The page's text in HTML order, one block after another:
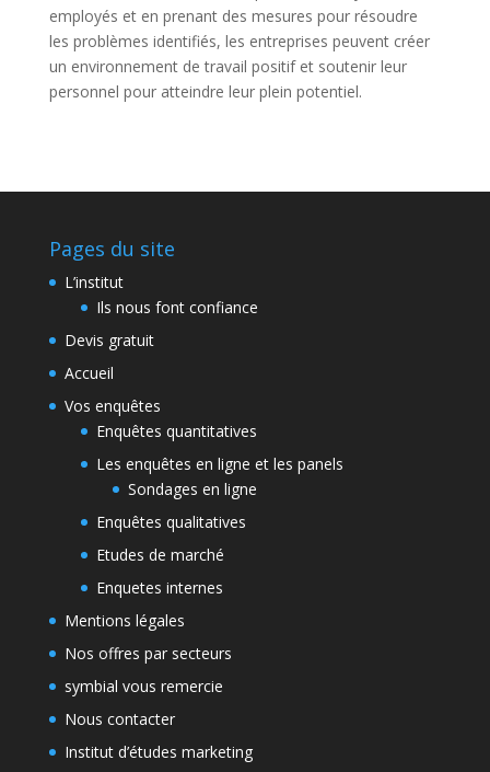
employés et en prenant des mesures pour résoudre
les problèmes identifiés, les entreprises peuvent créer
un environnement de travail positif et soutenir leur
personnel pour atteindre leur plein potentiel.
Pages du site
L’institut
Ils nous font confiance
Devis gratuit
Accueil
Vos enquêtes
Enquêtes quantitatives
Les enquêtes en ligne et les panels
Sondages en ligne
Enquêtes qualitatives
Etudes de marché
Enquetes internes
Mentions légales
Nos offres par secteurs
symbial vous remercie
Nous contacter
Institut d’études marketing